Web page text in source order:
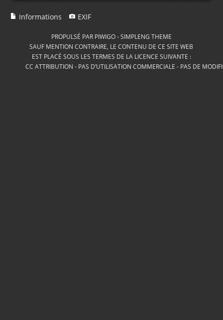
Informations EXIF
PROPULSÉ PAR PIWIGO-SIMPLENG THEME
SAUF MENTION CONTRAIRE, LE CONTENU DE CE SITE WEB
EST PLACÉ SOUS LES TERMES DE LA LICENCE SUIVANTE :
CC ATTRIBUTION - PAS D’UTILISATION COMMERCIALE - PAS DE